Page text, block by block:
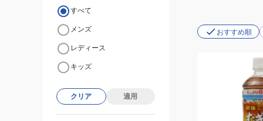
おすすめ順
すべて
メンズ
レディース
キッズ
クリア 適用